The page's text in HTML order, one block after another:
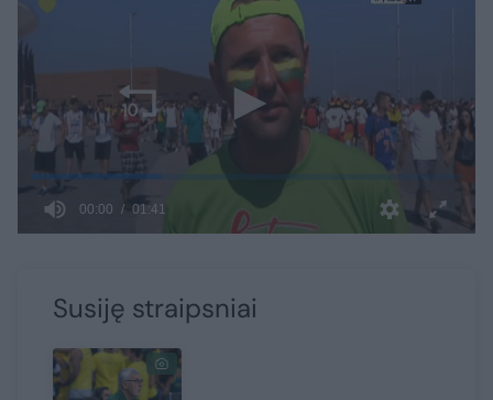
Susiję straipsniai